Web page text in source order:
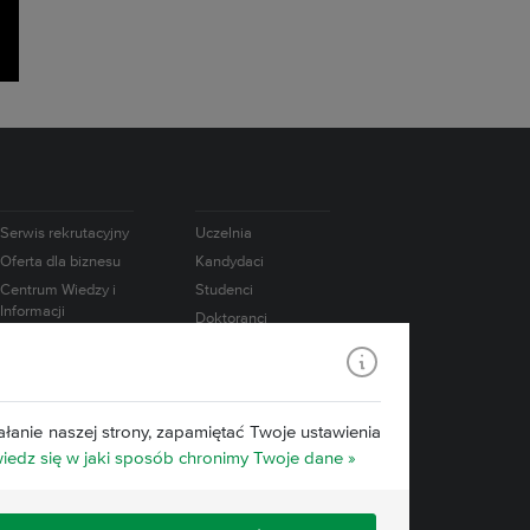
Serwis rekrutacyjny
Oferta dla biznesu
Centrum Wiedzy i
Informacji
międzynarodowa
Konsorcjum IATI
Edukacja.CL
Uczelnia
Kandydaci
Studenci
Doktoranci
Badania
Media
naszej strony, zapamiętać Twoje ustawienia
się w jaki sposób chronimy Twoje dane »